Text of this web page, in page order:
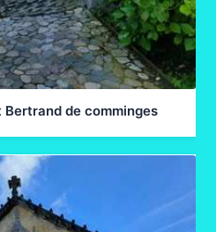
Bertrand de comminges